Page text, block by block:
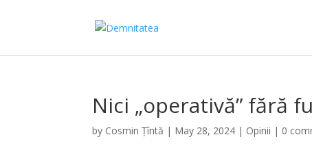
Nici „operativă” fără
by Cosmin Țîntă | May 28, 2024 | Opinii | 0